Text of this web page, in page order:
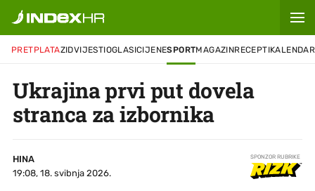
PRETPLATAZIDVIJESTIOGLASICIJENESPORTMAGAZINRECEPTIKALENDAR
Ukrajina prvi put dovela
stranca za izbornika
HINA
19:08, 18. svibnja 2026.
SPONZOR RUBRIKE